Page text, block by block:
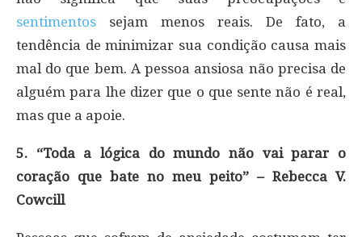
sentimentos sejam menos reais. De fato, a
tendência de minimizar sua condição causa mais
mal do que bem. A pessoa ansiosa não precisa de
alguém para lhe dizer que o que sente não é real,
mas que a apoie.
5. “Toda a lógica do mundo não vai parar o
coração que bate no meu peito” – Rebecca V.
Cowcill